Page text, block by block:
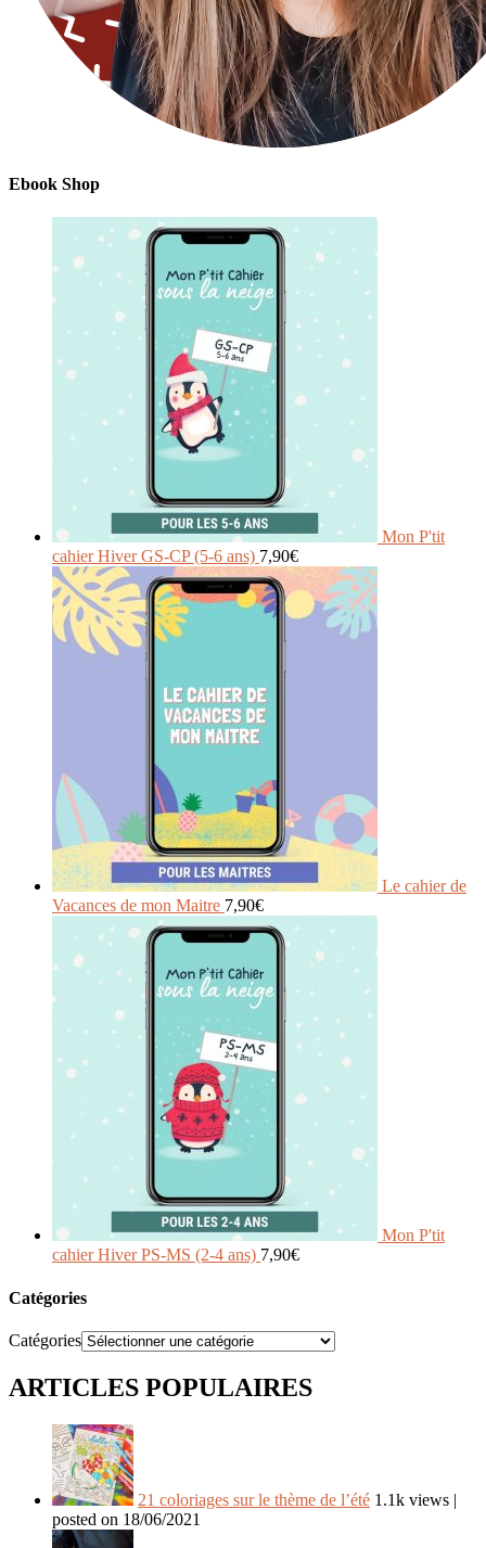
Ebook Shop
Mon P'tit
cahier Hiver GS-CP (5-6 ans) 7,90€
Le cahier de
Vacances de mon Maitre 7,90€
Mon P'tit
cahier Hiver PS-MS (2-4 ans) 7,90€
Catégories
Catégories
ARTICLES POPULAIRES
21 coloriages sur le thème de l’été 1.1k views |
posted on 18/06/2021